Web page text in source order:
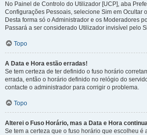
No Painel de Controlo do Utilizador [UCP], aba
Configurações Pessoais, selecione Sim em Ocultar
Desta forma só o Administrador e os Moderadores
Passará a ser considerado Utilizador invisível pelo
Topo
A Data e Hora estão erradas!
Se tem certeza de ter definido o fuso horário
errada, então o horário definido no relógio do
contacte o administrador para corrigir o problema.
Topo
Alterei o Fuso Horário, mas a Data e Hora
Se tem a certeza que o fuso horário que escolheu é